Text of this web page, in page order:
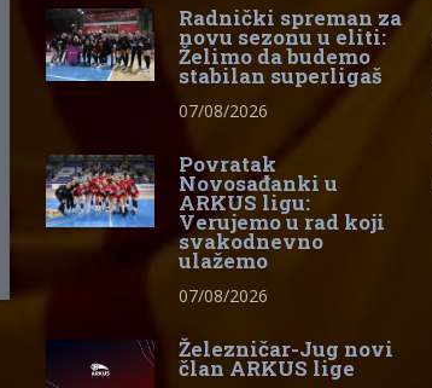
Radnički spreman za
novu sezonu u eliti:
Želimo da budemo
stabilan superligaš
07/08/2026
Povratak
Novosađanki u
ARKUS ligu:
Verujemo u rad koji
svakodnevno
ulažemo
07/08/2026
Železničar-Jug novi
član ARKUS lige